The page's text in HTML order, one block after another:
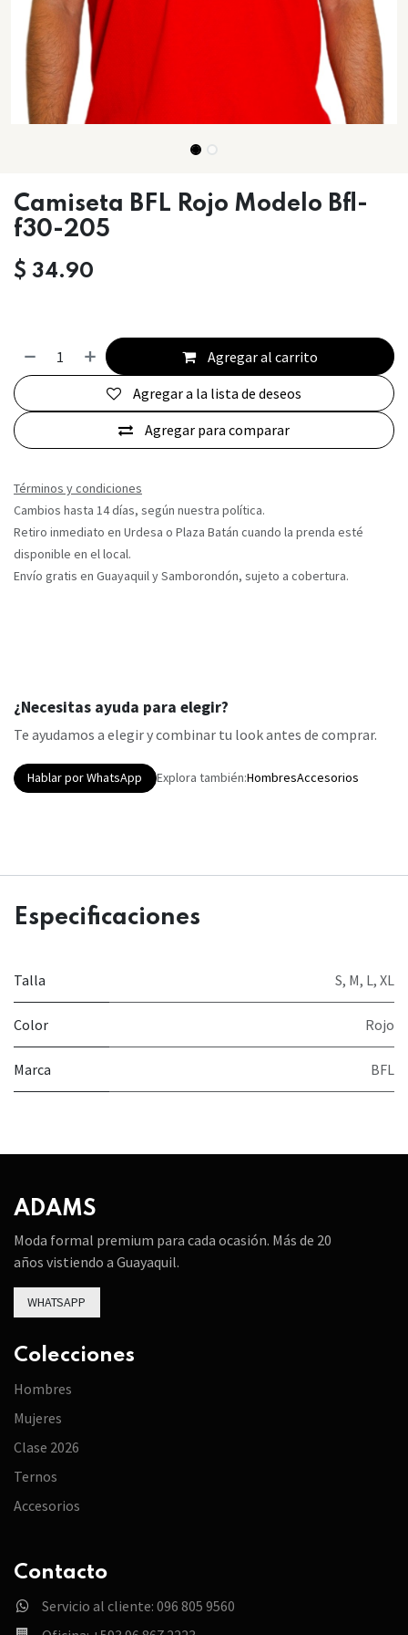
Camiseta BFL Rojo Modelo Bfl-
f30-205
$ 34.90
Agregar al carrito
Agregar para comparar
Agregar a la lista de deseos
Términos y condiciones
Cambios hasta 14 días, según nuestra política.
Retiro inmediato en Urdesa o Plaza Batán cuando la prenda esté
disponible en el local.
Envío gratis en Guayaquil y Samborondón, sujeto a cobertura.
¿Necesitas ayuda para elegir?
Te ayudamos a elegir y combinar tu look antes de comprar.
Hablar por WhatsApp Explora también:HombresAccesorios
Especificaciones
Talla S, M, L, XL
Color Rojo
Marca BFL
ADAMS
Moda formal premium para cada ocasión. Más de 20
años vistiendo a Guayaquil.
WHATSAPP
Colecciones
Hombres
Mujeres
Clase 2026
Ternos
Accesorios
Contacto
Servicio al cliente: 096 805 9560